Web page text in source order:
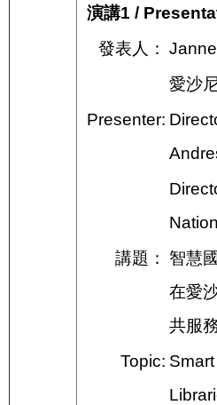
演講1 /
發表人：
愛沙
Presenter:
講題：
智慧
在愛
共服
Topic: